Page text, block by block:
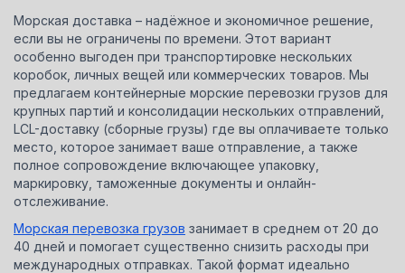
Морская доставка – надёжное и экономичное решение,
если вы не ограничены по времени. Этот вариант
особенно выгоден при транспортировке нескольких
коробок, личных вещей или коммерческих товаров. Мы
предлагаем контейнерные морские перевозки грузов для
крупных партий и консолидации нескольких отправлений,
LCL-доставку (сборные грузы) где вы оплачиваете только
место, которое занимает ваше отправление, а также
полное сопровождение включающее упаковку,
маркировку, таможенные документы и онлайн-
отслеживание.
Морская перевозка грузов занимает в среднем от 20 до
40 дней и помогает существенно снизить расходы при
международных отправках. Такой формат идеально